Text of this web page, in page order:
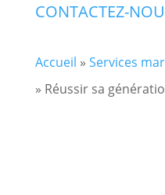
CONTACTEZ-
Accueil » Services
» Réussir sa